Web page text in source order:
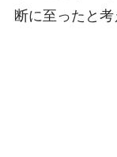
断に至ったと考